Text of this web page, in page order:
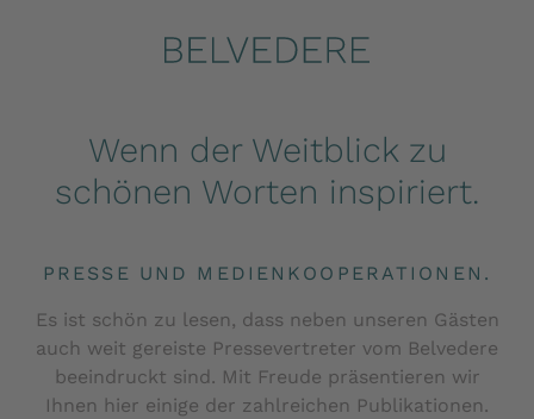
Wenn der Weitblick zu
schönen Worten inspiriert.
PRESSE UND MEDIENKOOPERATIONEN.
Es ist schön zu lesen, dass neben unseren Gästen
auch weit gereiste Pressevertreter vom Belvedere
beeindruckt sind. Mit Freude präsentieren wir
Ihnen hier einige der zahlreichen Publikationen.